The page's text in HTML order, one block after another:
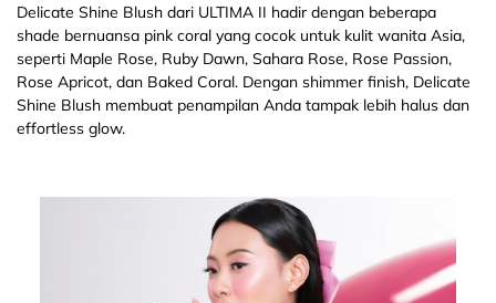
Delicate Shine Blush dari ULTIMA II hadir dengan beberapa
shade bernuansa pink coral yang cocok untuk kulit wanita Asia,
seperti Maple Rose, Ruby Dawn, Sahara Rose, Rose Passion,
Rose Apricot, dan Baked Coral. Dengan shimmer finish, Delicate
Shine Blush membuat penampilan Anda tampak lebih halus dan
effortless glow.